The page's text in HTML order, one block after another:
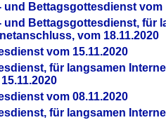
und Bettagsgottesdienst vom
und Bettagsgottesdienst, für
vom 18.11.2020
vom 15.11.2020
für langsamen
vom 08.11.2020
für langsamen